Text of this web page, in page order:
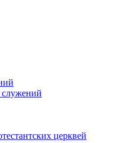
служений
церквей